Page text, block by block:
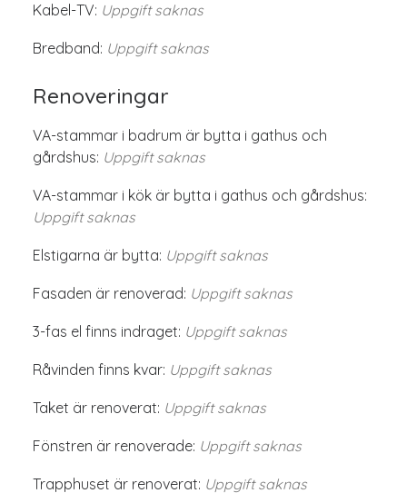
Kabel-TV: Uppgift saknas
Bredband: Uppgift saknas
Renoveringar
VA-stammar i badrum är bytta i gathus och
gårdshus: Uppgift saknas
VA-stammar i kök är bytta i gathus och gårdshus:
Uppgift saknas
Elstigarna är bytta: Uppgift saknas
Fasaden är renoverad: Uppgift saknas
3-fas el finns indraget: Uppgift saknas
Råvinden finns kvar: Uppgift saknas
Taket är renoverat: Uppgift saknas
Fönstren är renoverade: Uppgift saknas
Trapphuset är renoverat: Uppgift saknas